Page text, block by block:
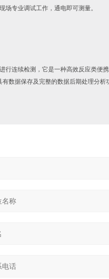
专业调试工作，通电即可测量。
行连续检测，它是一种高效反应类
数据保存及完整的数据后期处理分析